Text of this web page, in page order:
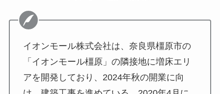
イオンモール株式会社は、奈良県橿原市の
「イオンモール橿原」の隣接地に増床エリ
アを開発しており、2024年秋の開業に向